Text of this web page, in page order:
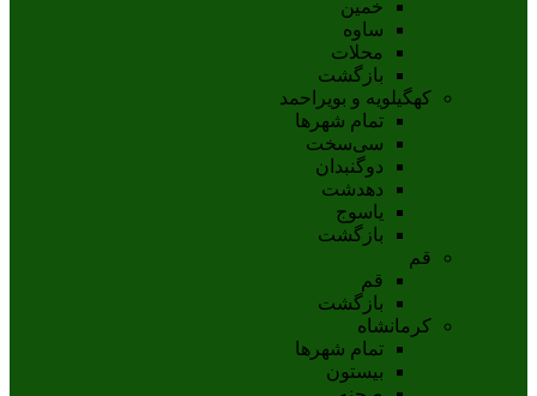
خمين
ساوه
محلات
بازگشت
کهگیلویه و بویراحمد
تمام شهر‌ها
سی‌سخت
دوگنبدان
دهدشت
ياسوج
بازگشت
قم
قم
بازگشت
کرمانشاه
تمام شهر‌ها
بیستون